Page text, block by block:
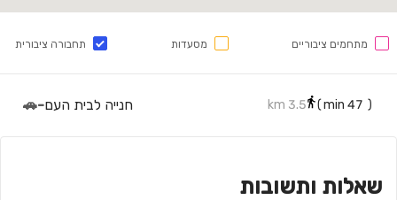
מתחמים ציבוריים מסעדות תחבורה ציבורית
(
47
3.5 km חנייה לבית העם-
🚗
שאלות ותשובות